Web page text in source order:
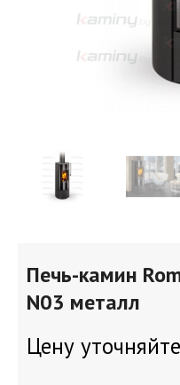
Печь-камин
N03 металл
Цену уточняйте